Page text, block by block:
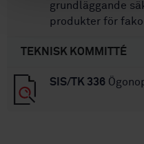
grundläggande
produkter för
TEKNISK KOMMITTÉ
SIS/TK 336